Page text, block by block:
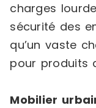
charges
sécurité des
qu’un vaste
pour produits
Mobilier